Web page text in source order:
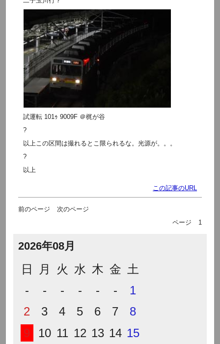
試運転 101ｩ 9009F ＠梶が谷
?
以上この区間は撮れるとこ限られるな。光源が。。。
?
以上
この記事のURL
前のページ
次のページ
ページ
1
2026年08月
日 月 火 水 木 金 土
-
- - - - -
1
2
3 4 5 6 7
8
9
10 11 12 13 14 15